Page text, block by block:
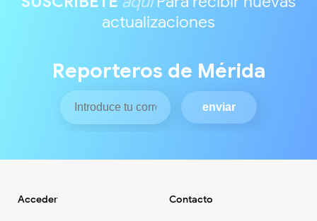
actualizaciones
Reporteros de Mérida
Acceder Contacto